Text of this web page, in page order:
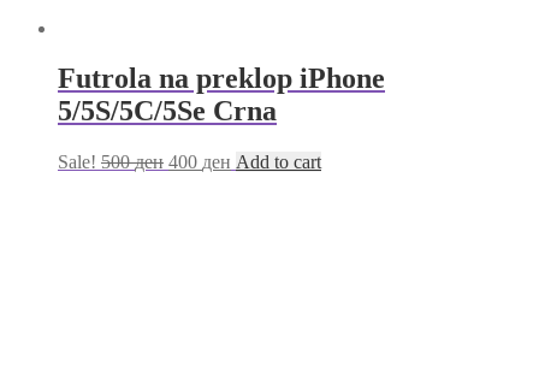
Futrola na preklop iPhone
5/5S/5C/5Se Crna
Sale! 500ден 400 ден Add to cart